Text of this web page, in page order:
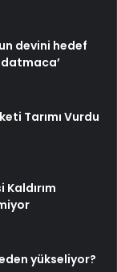
devini hedef
Tarımı Vurdu
yükseliyor?